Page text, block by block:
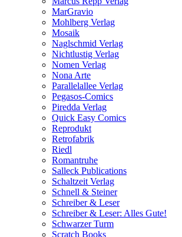
MarGravio
Mohlberg Verlag
Mosaik
Naglschmid Verlag
Nichtlustig Verlag
Nomen Verlag
Nona Arte
Parallelallee Verlag
Pegasos-Comics
Piredda Verlag
Quick Easy Comics
Reprodukt
Retrofabrik
Riedl
Romantruhe
Salleck Publications
Schaltzeit Verlag
Schnell & Steiner
Schreiber & Leser
Schreiber & Leser: Alles Gute!
Schwarzer Turm
Scratch Books